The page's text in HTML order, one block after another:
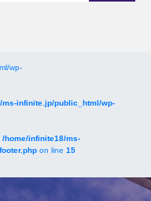
wp-
ms-infinite.jp/public_html/wp-
/home/infinite18/ms-
on line 15